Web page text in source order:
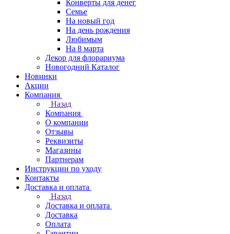
Конверты для денег
Семье
На новый год
На день рождения
Любимым
На 8 марта
Декор для флорариума
Новогодний Каталог
Новинки
Акции
Компания
Назад
Компания
О компании
Отзывы
Реквизиты
Магазины
Партнерам
Инструкции по уходу
Контакты
Доставка и оплата
Назад
Доставка и оплата
Доставка
Оплата